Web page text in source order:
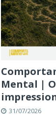
Mental |
31/07/2026